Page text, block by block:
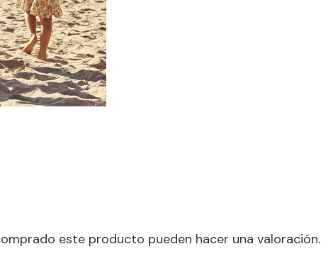
este producto pueden hacer una valoración.